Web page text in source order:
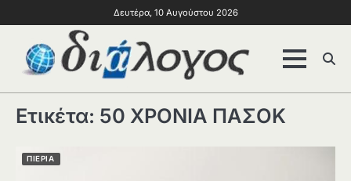
Δευτέρα, 10 Αυγούστου 2026
Ετικέτα: 50 ΧΡΟΝΙΑ ΠΑΣΟΚ
ΠΙΕΡΙΑ